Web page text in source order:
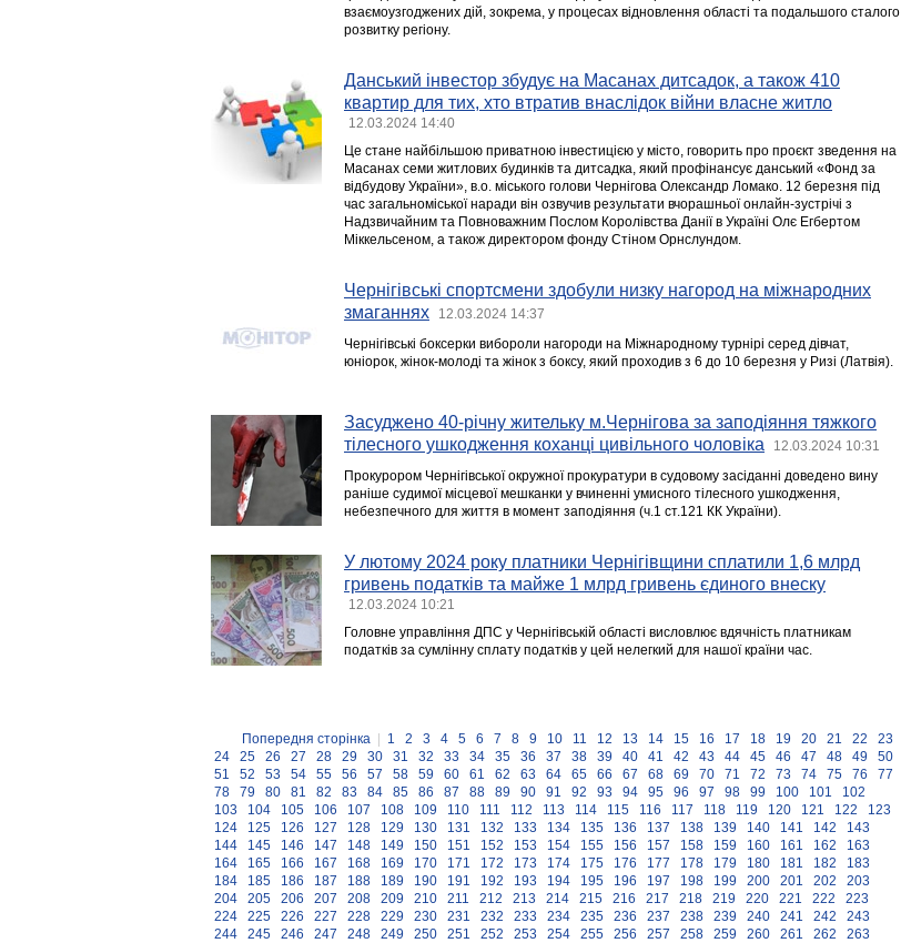
взаємоузгоджених дій, зокрема, у процесах відновлення області та подальшого сталого
розвитку регіону.
Данський інвестор збудує на Масанах дитсадок, а також 410
квартир для тих, хто втратив внаслідок війни власне житло
12.03.2024 14:40
Це стане найбільшою приватною інвестицією у місто, говорить про проєкт зведення на
Масанах семи житлових будинків та дитсадка, який профінансує данський «Фонд за
відбудову України», в.о. міського голови Чернігова Олександр Ломако. 12 березня під
час загальноміської наради він озвучив результати вчорашньої онлайн-зустрічі з
Надзвичайним та Повноважним Послом Королівства Данії в Україні Олє Егбертом
Міккельсеном, а також директором фонду Стіном Орнслундом.
Чернігівські спортсмени здобули низку нагород на міжнародних
змаганнях
12.03.2024 14:37
Чернігівські боксерки вибороли нагороди на Міжнародному турнірі серед дівчат,
юніорок, жінок-молоді та жінок з боксу, який проходив з 6 до 10 березня у Ризі (Латвія).
Засуджено 40-річну жительку м.Чернігова за заподіяння тяжкого
тілесного ушкодження коханці цивільного чоловіка
12.03.2024 10:31
Прокурором Чернігівської окружної прокуратури в судовому засіданні доведено вину
раніше судимої місцевої мешканки у вчиненні умисного тілесного ушкодження,
небезпечного для життя в момент заподіяння (ч.1 ст.121 КК України).
У лютому 2024 року платники Чернігівщини сплатили 1,6 млрд
гривень податків та майже 1 млрд гривень єдиного внеску
12.03.2024 10:21
Головне управління ДПС у Чернігівській області висловлює вдячність платникам
податків за сумлінну сплату податків у цей нелегкий для нашої країни час.
Попередня сторінка 1 2 3 4 5 6 7 8 9 10 11 12 13 14 15 16 17 18 19 20 21 22
23
24
25 26 27 28 29 30 31 32 33 34 35 36 37 38 39 40 41 42 43 44 45 46 47 48 49
50
51
52 53 54 55 56 57 58 59 60 61 62 63 64 65 66 67 68 69 70 71 72 73 74 75 76
77
78
79 80 81 82 83 84 85 86 87 88 89 90 91 92 93 94 95 96 97 98 99 100 101
102
103
104 105 106 107 108 109 110 111 112 113 114 115 116 117 118 119 120 121 122
123
124
125 126 127 128 129 130 131 132 133 134 135 136 137 138 139 140 141 142
143
144
145 146 147 148 149 150 151 152 153 154 155 156 157 158 159 160 161 162
163
164
165 166 167 168 169 170 171 172 173 174 175 176 177 178 179 180 181 182
183
184
185 186 187 188 189 190 191 192 193 194 195 196 197 198 199 200 201 202
203
204
205 206 207 208 209 210 211 212 213 214 215 216 217 218 219 220 221 222
223
224
225 226 227 228 229 230 231 232 233 234 235 236 237 238 239 240 241 242
243
244
245 246 247 248 249 250 251 252 253 254 255 256 257 258 259 260 261 262
263